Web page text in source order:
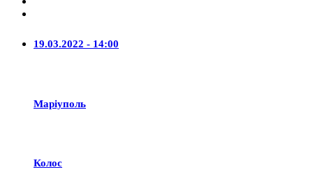
19.03.2022 - 14:00
Маріуполь
Колос